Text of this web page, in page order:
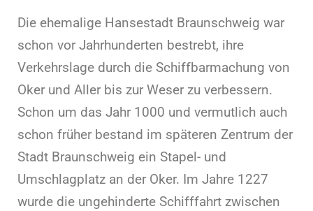
Die ehemalige Hansestadt Braunschweig war
schon vor Jahrhunderten bestrebt, ihre
Verkehrslage durch die Schiffbarmachung von
Oker und Aller bis zur Weser zu verbessern.
Schon um das Jahr 1000 und vermutlich auch
schon früher bestand im späteren Zentrum der
Stadt Braunschweig ein Stapel- und
Umschlagplatz an der Oker. Im Jahre 1227
wurde die ungehinderte Schifffahrt zwischen